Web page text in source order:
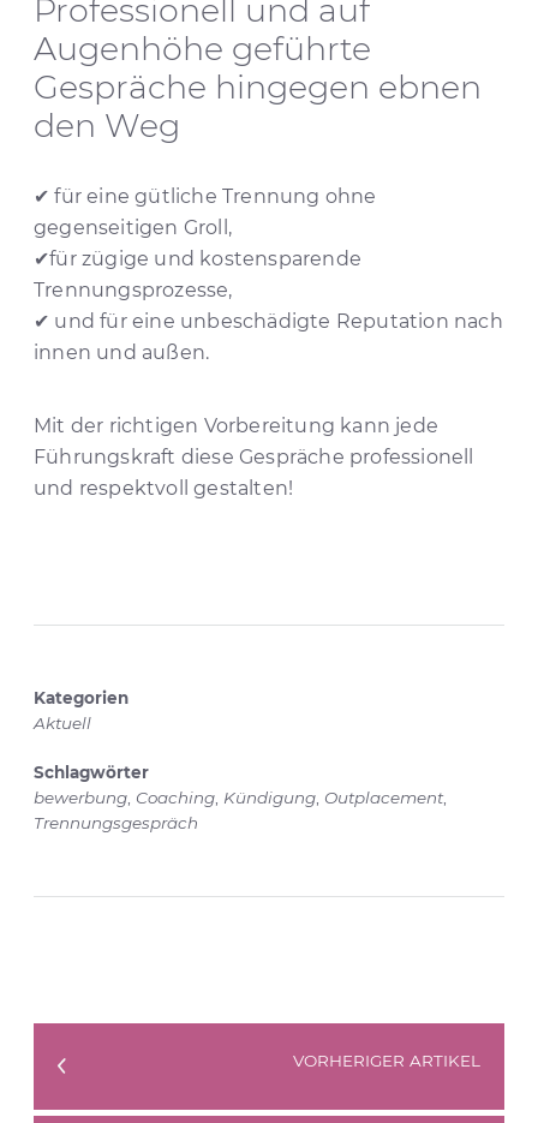
Professionell und auf
Augenhöhe geführte
Gespräche hingegen ebnen
den Weg
✔ für eine gütliche Trennung ohne
gegenseitigen Groll,
✔für zügige und kostensparende
Trennungsprozesse,
✔ und für eine unbeschädigte Reputation nach
innen und außen.
Mit der richtigen Vorbereitung kann jede
Führungskraft diese Gespräche professionell
und respektvoll gestalten!
Kategorien
Aktuell
Schlagwörter
bewerbung Coaching Kündigung Outplacement,
Trennungsgespräch
VORHERIGER ARTIKEL